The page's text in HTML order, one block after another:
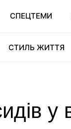
СПЕЦТЕМИ
СТИЛЬ ЖИТТЯ
у